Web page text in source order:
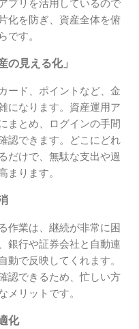
プリを活用しているので
化を防ぎ、資産全体を俯
です。
の見える化」
ード、ポイントなど、金
になります。資産運用ア
まとめ、ログインの手間
認できます。どこにどれ
だけで、無駄な支出や過
まります。
作業は、継続が非常に困
銀行や証券会社と自動連
動で反映してくれます。
認できるため、忙しい方
メリットです。
化